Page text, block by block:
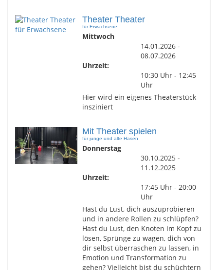
Theater Theater
für Erwachsene
Mittwoch
14.01.2026 -
08.07.2026
Uhrzeit:
10:30 Uhr - 12:45
Uhr
Hier wird ein eigenes Theaterstück
insziniert
Mit Theater spielen
für junge und alte Hasen
Donnerstag
30.10.2025 -
11.12.2025
Uhrzeit:
17:45 Uhr - 20:00
Uhr
Hast du Lust, dich auszuprobieren
und in andere Rollen zu schlüpfen?
Hast du Lust, den Knoten im Kopf zu
lösen, Sprünge zu wagen, dich von
dir selbst überraschen zu lassen, in
Emotion und Transformation zu
gehen? Vielleicht bist du schüchtern